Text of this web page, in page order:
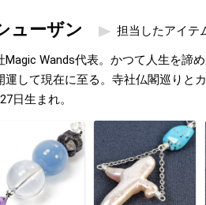
ューザン 担当したアイテ
Magic Wands代表。かつて人生を諦
運して現在に至る。寺社仏閣巡りと
日生まれ。